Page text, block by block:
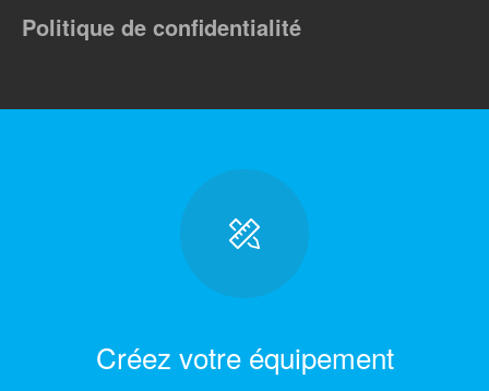
Politique de confidentialité
Créez votre équipement